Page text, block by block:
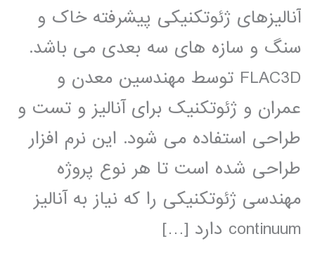
آنالیزهای ژئوتکنیکی پیشرفته خاک و
سنگ و سازه های سه بعدی می باشد.
FLAC3D توسط مهندسین معدن و
عمران و ژئوتکنیک برای آنالیز و تست و
طراحی استفاده می شود. این نرم افزار
طراحی شده است تا هر نوع پروژه
مهندسی ژئوتکنیکی را که نیاز به آنالیز
continuum دارد […]